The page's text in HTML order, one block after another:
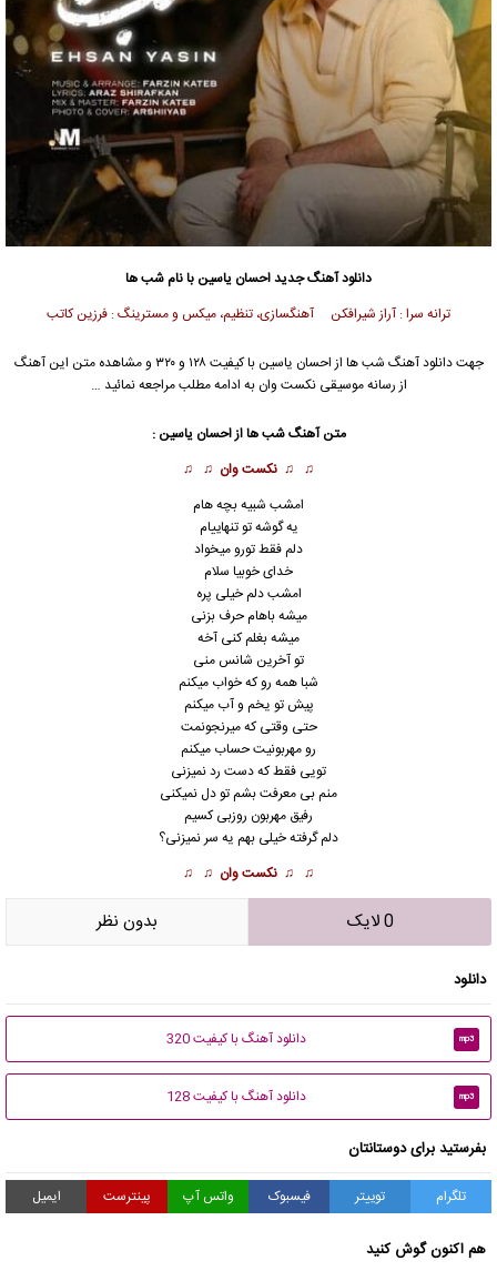
دانلود آهنگ جدیداحسان یاسین با نام شب ها
ترانه سرا : آراز شیرافکن آهنگسازی، تنظیم، میکس و مسترینگ : فرزین کاتب
جهت دانلود آهنگ شب ها از احسان یاسین
با کیفیت ۱۲۸ و ۳۲۰ و مشاهده متن این آهنگ
از رسانه موسیقی نکست وان به ادامه مطلب مراجعه نمائید …
متن آهنگ شب ها ازاحسان یاسین :
♫ ♫ نکست وان ♫ ♫
امشب شبیه بچه هام
یه گوشه تو تنهاییام
دلم فقط تورو میخواد
خدای خوبیا سلام
امشب دلم خیلی پره
میشه باهام حرف بزنی
میشه بغلم کنی آخه
تو آخرین شانس منی
شبا همه رو که خواب میکنم
پیش تو یخم و آب میکنم
حتی وقتی که میرنجونمت
رو مهربونیت حساب میکنم
تویی فقط که دست رد نمیزنی
منم بی معرفت بشم تو دل نمیکنی
رفیق مهربون روزبی کسیم
دلم گرفته خیلی بهم یه سر نمیزنی؟
♫ ♫ نکست وان ♫ ♫
0 لایک بدون نظر
دانلود
mp3 دانلود آهنگ با کیفیت 320
mp3 دانلود آهنگ با کیفیت 128
بفرستید برای دوستانتان
تلگرام توییتر فیسبوک واتس آپ پینترست ایمیل
هم اکنون گوش کنید